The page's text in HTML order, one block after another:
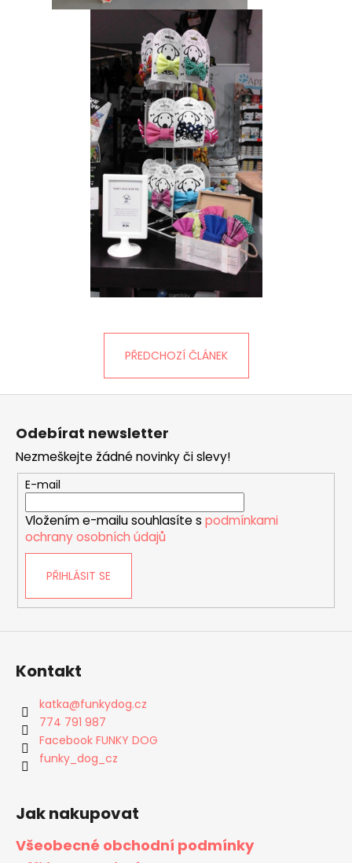
PŘEDCHOZÍ ČLÁNEK
Odebírat newsletter
Nezmeškejte žádné novinky či slevy!
E-mail
Vložením e-mailu souhlasíte s podmínkami
ochrany osobních údajů
PŘIHLÁSIT SE
Kontakt
katka@funkydog.cz
774 791 987
Facebook FUNKY DOG
funky_dog_cz
Jak nakupovat
Všeobecné obchodní podmínky